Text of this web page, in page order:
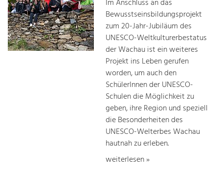
Im Anschluss an das
Bewusstseinsbildungsprojekt
zum 20-Jahr-Jubiläum des
UNESCO-Weltkulturerbestatus
der Wachau ist ein weiteres
Projekt ins Leben gerufen
worden, um auch den
SchülerInnen der UNESCO-
Schulen die Möglichkeit zu
geben, ihre Region und speziell
die Besonderheiten des
UNESCO-Welterbes Wachau
hautnah zu erleben.
weiterlesen »